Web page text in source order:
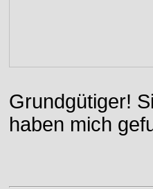
Grundgütiger!
haben mich